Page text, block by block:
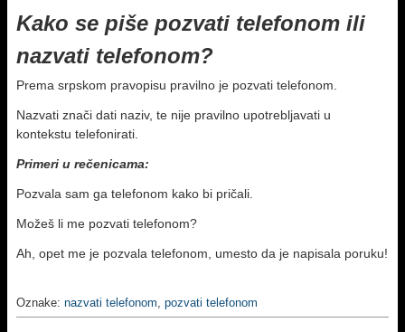
Kako se piše pozvati telefonom ili
nazvati telefonom?
Prema srpskom pravopisu pravilno je pozvati telefonom.
Nazvati znači dati naziv, te nije pravilno upotrebljavati u
kontekstu telefonirati.
Primeri u rečenicama:
Pozvala sam ga telefonom kako bi pričali.
Možeš li me pozvati telefonom?
Ah, opet me je pozvala telefonom, umesto da je napisala poruku!
Oznake: nazvati telefonom, pozvati telefonom